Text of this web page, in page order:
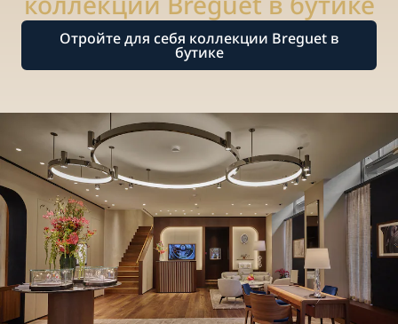
Отройте для себя коллекции Breguet в
бутике